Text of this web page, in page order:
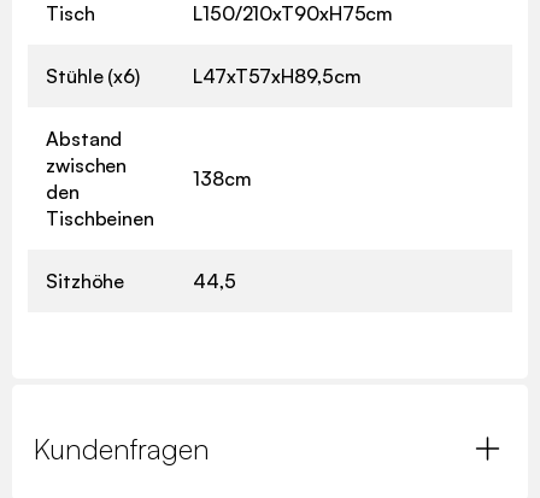
Tisch L150/210xT90xH75cm
Stühle (x6) L47xT57xH89,5cm
Abstand
zwischen
den
Tischbeinen
138cm
Sitzhöhe 44,5
Kundenfragen